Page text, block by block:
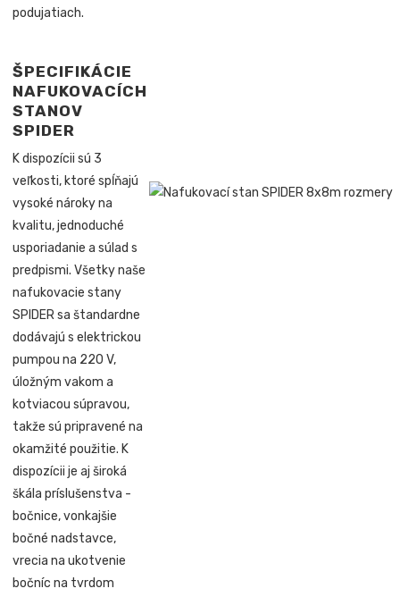
podujatiach.
ŠPECIFIKÁCIE
NAFUKOVACÍCH
STANOV
SPIDER
K dispozícii sú 3
veľkosti, ktoré spĺňajú
vysoké nároky na
kvalitu, jednoduché
usporiadanie a súlad s
predpismi. Všetky naše
nafukovacie stany
SPIDER sa štandardne
dodávajú s elektrickou
pumpou na 220 V,
úložným vakom a
kotviacou súpravou,
takže sú pripravené na
okamžité použitie. K
dispozícii je aj široká
škála príslušenstva -
bočnice, vonkajšie
bočné nadstavce,
vrecia na ukotvenie
bočníc na tvrdom